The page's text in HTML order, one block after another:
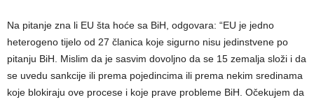
Na pitanje zna li EU šta hoće sa BiH, odgovara: “EU je jedno
heterogeno tijelo od 27 članica koje sigurno nisu jedinstvene po
pitanju BiH. Mislim da je sasvim dovoljno da se 15 zemalja složi i da
se uvedu sankcije ili prema pojedincima ili prema nekim sredinama
koje blokiraju ove procese i koje prave probleme BiH. Očekujem da